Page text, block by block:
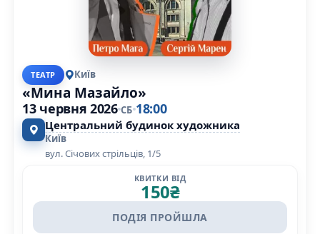
ТЕАТР Київ
«Мина Мазайло»
13 червня 2026 СБ 18:00
Центральний будинок художника
Київ
вул. Січових стрільців, 1/5
КВИТКИ ВІД
150₴
ПОДІЯ ПРОЙШЛА